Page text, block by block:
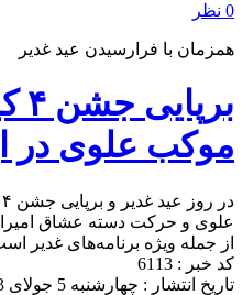
0 نظر
همزمان با فرارسیدن عید غدیر
موکب علوی در
علوی و حرکت دسته عشاق
از جمله ویژه برنامه‌های غدیر
کد خبر : 6113
تاریخ انتشار : چهارشنبه 5 جولای 2023 - 13:08